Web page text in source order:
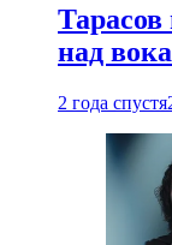
Тарасов
над
2 года спустя